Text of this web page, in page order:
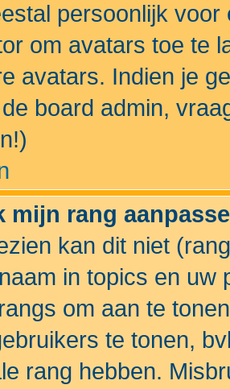
persoonlijk
om avatars toe te
avatars. Indien je
board admin,
mijn rang
kan dit niet
in topics en uw
om aan te
te tonen,
rang hebben.